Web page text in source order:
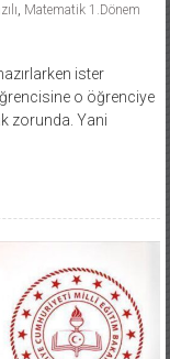
Matematik 1.Dönem
ister
o öğrenciye
zorunda. Yani